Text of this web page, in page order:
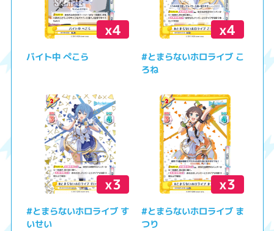
x4
バイト中 ぺこら
x4
#とまらないホロライブ こ
ろね
x3
#とまらないホロライブ す
いせい
x3
#とまらないホロライブ ま
つり